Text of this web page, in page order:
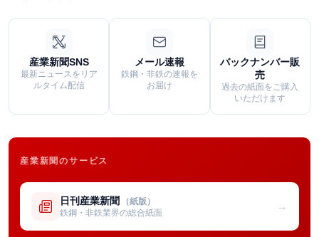
産業新聞SNS
最新ニュースをリア
ルタイム配信
メール速報
鉄鋼・非鉄の速報を
お届け
バックナンバー販
売
過去の紙面をご購入
いただけます
産業新聞のサービス
日刊産業新聞 （紙版）
鉄鋼・非鉄業界の総合紙面
→